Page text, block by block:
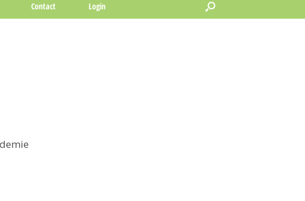
Contact Login